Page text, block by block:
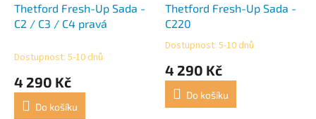
Thetford Fresh-Up Sada -
C2 / C3 / C4 pravá
Dostupnost: 5-10 dnů
4 290 Kč
Do košíku
Thetford Fresh-Up Sada -
C220
Průměrné
produktu
5,0
Dostupnost: 5-10 dnů
4 290 Kč
Do košíku